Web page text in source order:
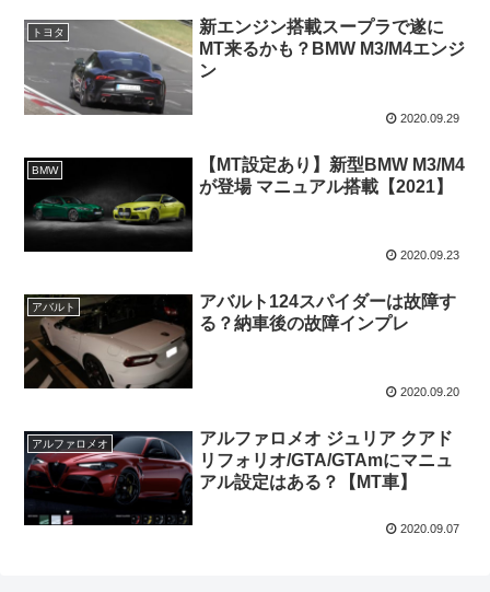
トヨタ
新エンジン搭載スープラで遂に
MT来るかも？BMW M3/M4エンジ
ン
2020.09.29
BMW
【MT設定あり】新型BMW M3/M4
が登場 マニュアル搭載【2021】
2020.09.23
アバルト
アバルト124スパイダーは故障す
る？納車後の故障インプレ
2020.09.20
アルファロメオ
アルファロメオ ジュリア クアド
リフォリオ/GTA/GTAmにマニュ
アル設定はある？【MT車】
2020.09.07